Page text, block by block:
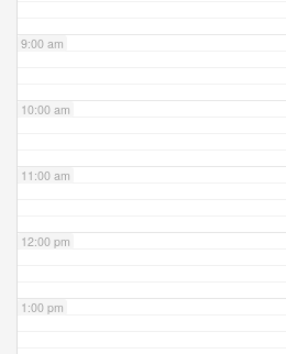
9:00 am
10:00 am
11:00 am
12:00 pm
1:00 pm